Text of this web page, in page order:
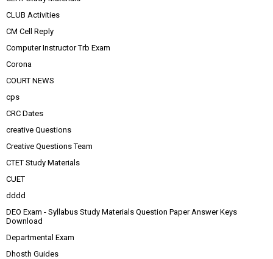
CLUB Activities
CM Cell Reply
Computer Instructor Trb Exam
Corona
COURT NEWS
cps
CRC Dates
creative Questions
Creative Questions Team
CTET Study Materials
CUET
dddd
DEO Exam - Syllabus Study Materials Question Paper Answer Keys
Download
Departmental Exam
Dhosth Guides